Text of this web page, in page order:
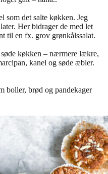
som det salte køkken. Jeg
Her bidrager de med let
til en fx. grov grønkålssalat.
køkken – nærmere lækre,
kanel og søde æbler.
boller, brød og pandekager